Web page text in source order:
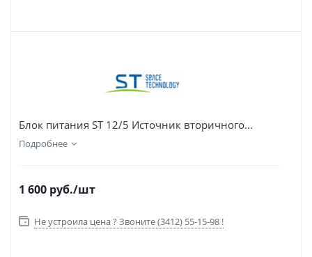
Блок питания ST 12/5 Источник вторичного...
Подробнее
1 600 руб./шт
Не устроила цена ? Звоните (3412) 55-15-98 !